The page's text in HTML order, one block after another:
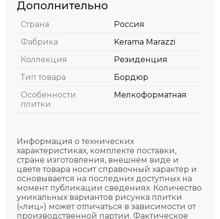
Дополнительно
Страна
Россия
Фабрика
Kerama Marazzi
Коллекция
Резиденция
Тип товара
Бордюр
Особенности
плитки
Мелкоформатная
Информация о технических
характеристиках, комплекте поставки,
стране изготовления, внешнем виде и
цвете товара носит справочный характер и
основывается на последних доступных на
момент публикации сведениях. Количество
уникальных вариантов рисунка плитки
(«лиц») может отличаться в зависимости от
производственной партии. Фактическое